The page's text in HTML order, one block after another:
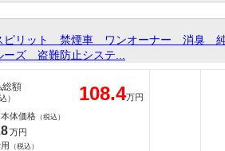
ピリット 禁煙車 ワンオーナー 消臭
ズ 盗難防止システ...
総額
） 108.4万円
体価格 （税込）
万円
（税込）